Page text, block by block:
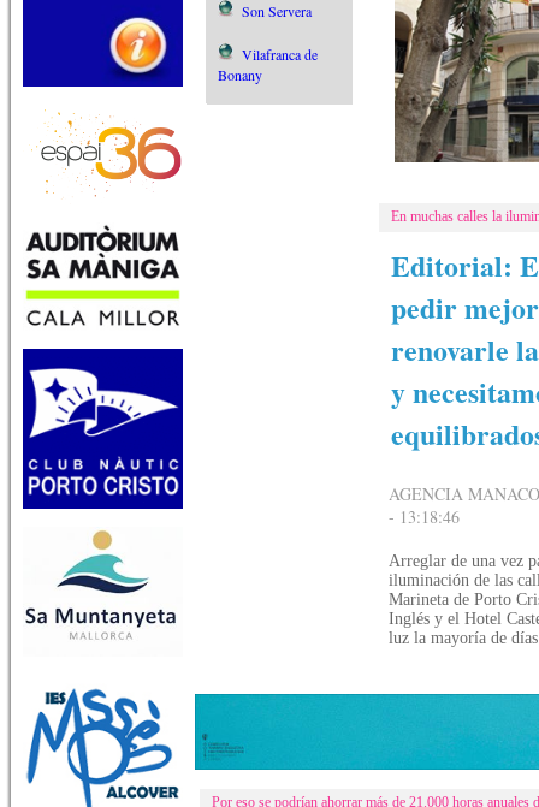
Son Servera
Vilafranca de
Bonany
En muchas calles la
Editorial:
pedir
renovarle
y
AGENCIA
- 13:18:46
Arreglar de una vez
iluminación de las
Marineta de Porto
Inglés y el Hotel
luz la mayoría de
Por eso se podrían ahorrar más de 21.000 horas anuales